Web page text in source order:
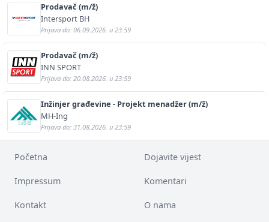
Prodavač (m/ž)
Intersport BH
Prijava do: 06.09.2026. u 23:59
Prodavač (m/ž)
INN SPORT
Prijava do: 20.08.2026. u 23:59
Inžinjer građevine - Projekt menadžer (m/ž)
MH-Ing
Prijava do: 31.08.2026. u 23:59
Početna Dojavite vijest
Impressum Komentari
Kontakt O nama